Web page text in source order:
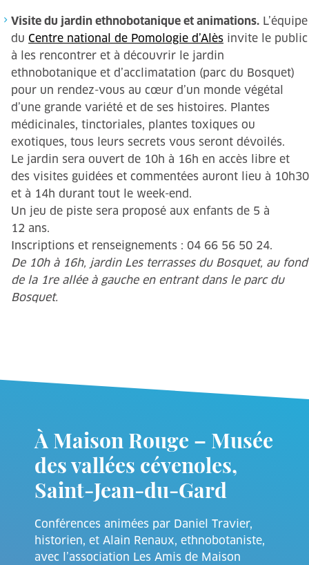
Visite du jardin ethnobotanique et animations. L’équipe
du Centre national de Pomologie d’Alès invite le public
à les rencontrer et à découvrir le jardin
ethnobotanique et d’acclimatation (parc du Bosquet)
pour un rendez-vous au cœur d’un monde végétal
d’une grande variété et de ses histoires. Plantes
médicinales, tinctoriales, plantes toxiques ou
exotiques, tous leurs secrets vous seront dévoilés.
Le jardin sera ouvert de 10h à 16h en accès libre et
des visites guidées et commentées auront lieu à 10h30
et à 14h durant tout le week-end.
Un jeu de piste sera proposé aux enfants de 5 à
12 ans.
Inscriptions et renseignements : 04 66 56 50 24.
De 10h à 16h, jardin Les terrasses du Bosquet, au fond
de la 1re allée à gauche en entrant dans le parc du
Bosquet.
À Maison Rouge – Musée
des vallées cévenoles,
Saint-Jean-du-Gard
Conférences animées par Daniel Travier,
historien, et Alain Renaux, ethnobotaniste,
avec l’association Les Amis de Maison